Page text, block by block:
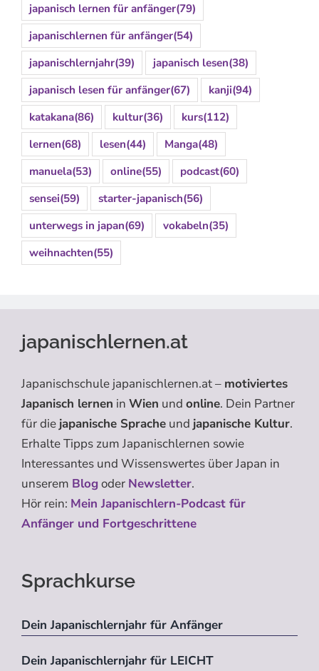
japanisch lernen für anfänger(79)
japanischlernen für anfänger(54)
japanischlernjahr(39) japanisch lesen(38)
japanisch lesen für anfänger(67) kanji(94)
katakana(86) kultur(36) kurs(112)
lernen(68) lesen(44) Manga(48)
manuela(53) online(55) podcast(60)
sensei(59) starter-japanisch(56)
unterwegs in japan(69) vokabeln(35)
weihnachten(55)
japanischlernen.at
Japanischschule japanischlernen.at – motiviertes
Japanisch lernen in Wien und online. Dein Partner
für die japanische Sprache und japanische Kultur.
Erhalte Tipps zum Japanischlernen sowie
Interessantes und Wissenswertes über Japan in
unserem Blogoder Newsletter.
Hör rein: Mein Japanischlern-Podcast für
Anfänger und Fortgeschrittene
Sprachkurse
Dein Japanischlernjahr für Anfänger
Dein Japanischlernjahr für LEICHT